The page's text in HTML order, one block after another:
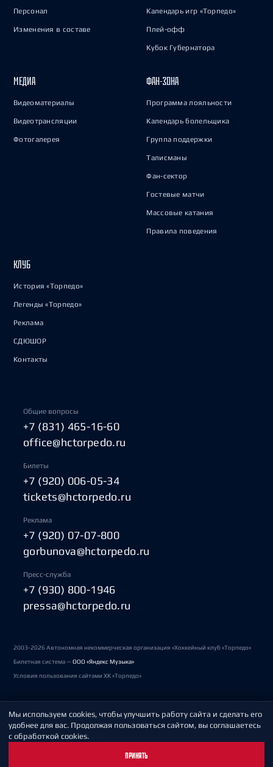
Персонал
Изменения в составе
Календарь игр «Торпедо»
Плей-офф
Кубок Губернатора
МЕДИА
Видеоматериалы
Видеотрансляции
Фотогалерея
ФАН-ЗОНА
Программа лояльности
Календарь болельщика
Группа поддержки
Талисманы
Фан-сектор
Гостевые матчи
Массовые катания
Правила поведения
КЛУБ
История «Торпедо»
Легенды «Торпедо»
Реклама
СДЮШОР
Контакты
Общие вопросы
+7 (831) 465-16-60
office@hctorpedo.ru
Билеты
+7 (920) 006-05-34
tickets@hctorpedo.ru
Реклама
+7 (920) 07-07-800
gorbunova@hctorpedo.ru
Пресс-служба
+7 (930) 800-1946
pressa@hctorpedo.ru
2003-2026 Автономная некоммерческая организация «Хоккейный клуб «Торпедо»
Билетная система —ООО «Яндекс Музыка»
Условия пользования сайтами ХК «Торпедо»
Политика обработки персональных данных
Пользовательское соглашение
Мы используем cookies, чтобы улучшить работу сайта и сделать его
удобнее для вас. Продолжая пользоваться сайтом, вы соглашаетесь
с обработкой cookies.
ПРИНЯТЬ